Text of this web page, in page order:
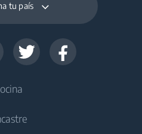
tu país